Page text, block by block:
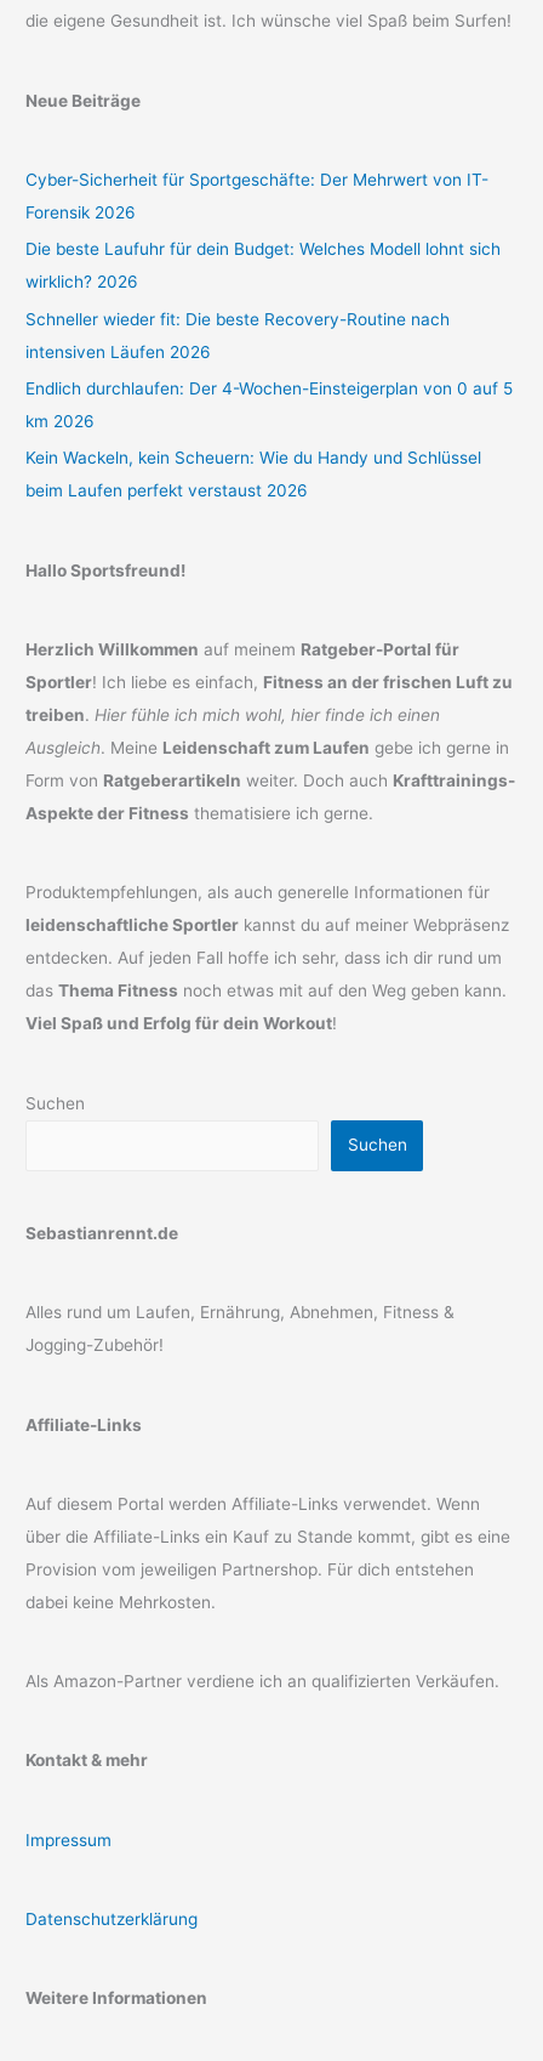
die eigene Gesundheit ist. Ich wünsche viel Spaß beim Surfen!
Neue Beiträge
Cyber-Sicherheit für Sportgeschäfte: Der Mehrwert von IT-
Forensik 2026
Die beste Laufuhr für dein Budget: Welches Modell lohnt sich
wirklich? 2026
Schneller wieder fit: Die beste Recovery-Routine nach
intensiven Läufen 2026
Endlich durchlaufen: Der 4-Wochen-Einsteigerplan von 0 auf 5
km 2026
Kein Wackeln, kein Scheuern: Wie du Handy und Schlüssel
beim Laufen perfekt verstaust 2026
Hallo Sportsfreund!
Herzlich Willkommen auf meinem Ratgeber-Portal für
Sportler! Ich liebe es einfach, Fitness an der frischen Luft zu
treiben. Hier fühle ich mich wohl, hier finde ich einen
Ausgleich. Meine Leidenschaft zum Laufen gebe ich gerne in
Form von Ratgeberartikeln weiter. Doch auch Krafttrainings-
Aspekte der Fitness thematisiere ich gerne.
Produktempfehlungen, als auch generelle Informationen für
leidenschaftliche Sportler kannst du auf meiner Webpräsenz
entdecken. Auf jeden Fall hoffe ich sehr, dass ich dir rund um
dasThema Fitness noch etwas mit auf den Weg geben kann.
Viel Spaß und Erfolg für dein Workout!
Suchen
Suchen
Sebastianrennt.de
Alles rund um Laufen, Ernährung, Abnehmen, Fitness &
Jogging-Zubehör!
Affiliate-Links
Auf diesem Portal werden Affiliate-Links verwendet. Wenn
über die Affiliate-Links ein Kauf zu Stande kommt, gibt es eine
Provision vom jeweiligen Partnershop. Für dich entstehen
dabei keine Mehrkosten.
Als Amazon-Partner verdiene ich an qualifizierten Verkäufen.
Kontakt & mehr
Impressum
Datenschutzerklärung
Weitere Informationen